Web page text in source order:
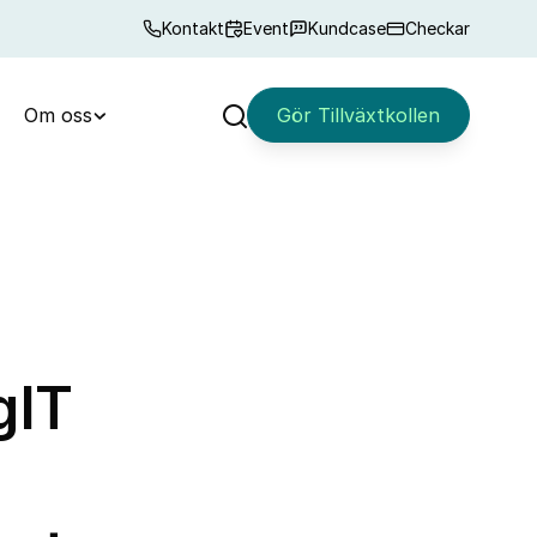
Kontakt Event Kundcase Checkar
Om oss Sök Gör Tillväxtkollen